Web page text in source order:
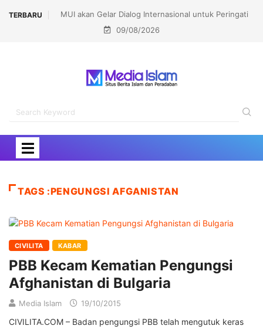
TERBARU
MUI akan Gelar Dialog Internasional untuk Peringati
Pembakaran Masjidil Aqsha
09/08/2026
TAGS :PENGUNGSI AFGANISTAN
CIVILITA KABAR
PBB Kecam Kematian Pengungsi
Afghanistan di Bulgaria
Media Islam 19/10/2015
CIVILITA.COM – Badan pengungsi PBB telah mengutuk keras